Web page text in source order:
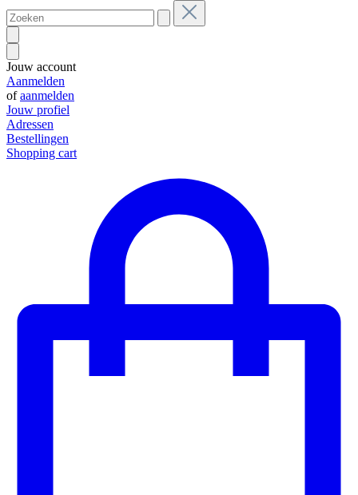
Jouw account
Aanmelden
ofaanmelden
Jouw profiel
Adressen
Bestellingen
Shopping cart